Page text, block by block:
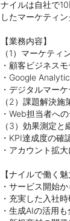
ナイルは自社で
したマーケティ
【業務内容】
（1）マーケティ
・顧客ビジネス
・Google
・デジタルマー
（2）課題解決施
・Web担当者へ
（3）効果測定と
・KPI達成度の確
・アカウント拡
【ナイルで働く魅
・サービス開始
・充実した入社
・生成AIの活用